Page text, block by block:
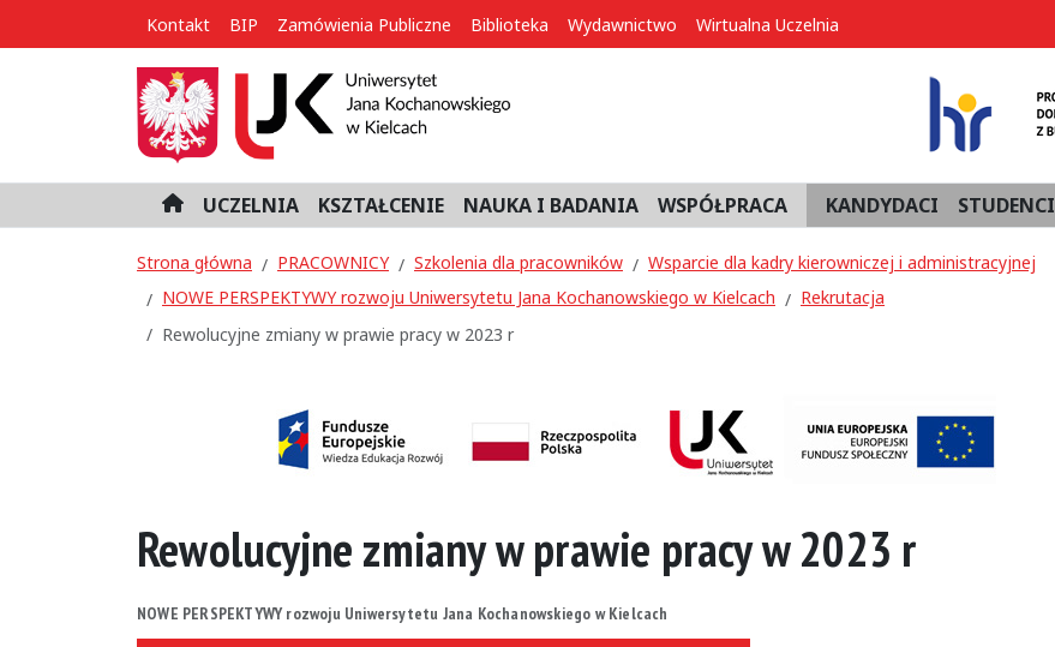
Kontakt BIP Zamówienia Publiczne Biblioteka Wydawnictwo Wirtualna Uczelnia
H
o
m
e
UCZELNIA KSZTAŁCENIE NAUKA I BADANIA WSPÓŁPRACA KANDYDACI STUDENCI
Strona główna PRACOWNICY Szkolenia dla pracowników
Wsparcie dla kadry kierowniczej i administracyjnej
NOWE PERSPEKTYWY rozwoju Uniwersytetu Jana Kochanowskiego w Kielcach
Rekrutacja
Rewolucyjne zmiany w prawie pracy w 2023 r
Rewolucyjne zmiany w prawie pracy w 2023 r
NOWE PERSPEKTYWY rozwoju Uniwersytetu Jana Kochanowskiego w Kielcach